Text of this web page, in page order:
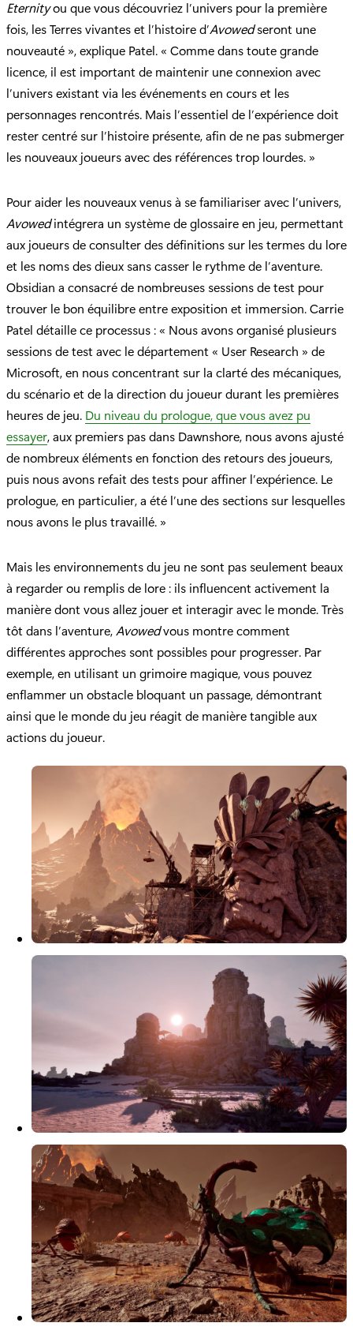
Eternityou que vous découvriez l’univers pour la première
fois, les Terres vivantes et l’histoire d’Avowedseront une
nouveauté », explique Patel. « Comme dans toute grande
licence, il est important de maintenir une connexion avec
l’univers existant via les événements en cours et les
personnages rencontrés. Mais l’essentiel de l’expérience doit
rester centré sur l’histoire présente, afin de ne pas submerger
les nouveaux joueurs avec des références trop lourdes. »
Pour aider les nouveaux venus à se familiariser avec l’univers,
Avowedintégrera un système de glossaire en jeu, permettant
aux joueurs de consulter des définitions sur les termes du lore
et les noms des dieux sans casser le rythme de l’aventure.
Obsidian a consacré de nombreuses sessions de test pour
trouver le bon équilibre entre exposition et immersion. Carrie
Patel détaille ce processus : « Nous avons organisé plusieurs
sessions de test avec le département « User Research » de
Microsoft, en nous concentrant sur la clarté des mécaniques,
du scénario et de la direction du joueur durant les premières
heures de jeu. Du niveau du prologue, que vous avez pu
essayer, aux premiers pas dans Dawnshore, nous avons ajusté
de nombreux éléments en fonction des retours des joueurs,
puis nous avons refait des tests pour affiner l’expérience. Le
prologue, en particulier, a été l’une des sections sur lesquelles
nous avons le plus travaillé. »
Mais les environnements du jeu ne sont pas seulement beaux
à regarder ou remplis de lore : ils influencent activement la
manière dont vous allez jouer et interagir avec le monde. Très
tôt dans l’aventure, Avowedvous montre comment
différentes approches sont possibles pour progresser. Par
exemple, en utilisant un grimoire magique, vous pouvez
enflammer un obstacle bloquant un passage, démontrant
ainsi que le monde du jeu réagit de manière tangible aux
actions du joueur.